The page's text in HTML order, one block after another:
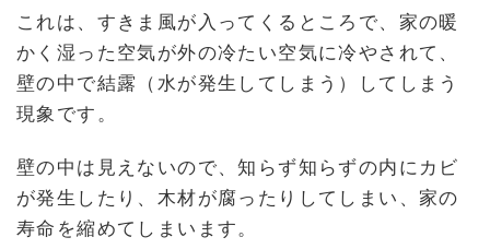
これは、すきま風が入ってくるところで、家の暖
かく湿った空気が外の冷たい空気に冷やされて、
壁の中で結露（水が発生してしまう）してしまう
現象です。
壁の中は見えないので、知らず知らずの内にカビ
が発生したり、木材が腐ったりしてしまい、家の
寿命を縮めてしまいます。